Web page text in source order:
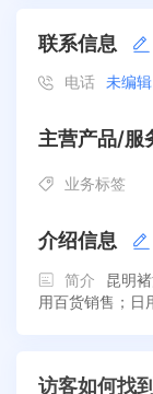
联系信息
电话 未编辑
主营产品/服
业务标签
介绍信息
简介
昆明
用百货销售；日
访客如何找